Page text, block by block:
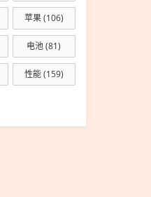
苹果(106)
电池(81)
性能(159)